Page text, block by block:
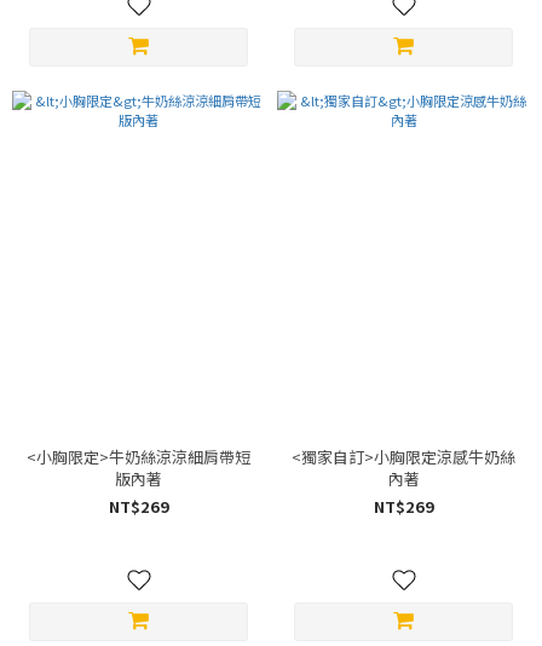
<小胸限定>牛奶絲涼涼細肩帶短
版內著
NT$269
<獨家自訂>小胸限定涼感牛奶絲
內著
NT$269